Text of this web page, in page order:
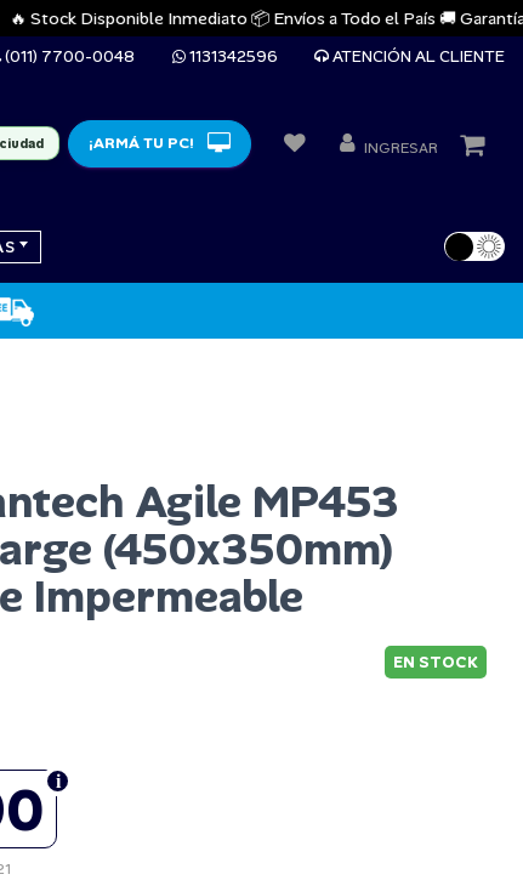
Stock Disponible Inmediato 📦 Envíos a Todo el País 🚚 Garantías
(011) 7700-0048 1131342596 ATENCIÓN AL CLIENTE
¡ARMÁ TU PC! INGRESAR
Agile MP453
(450x350mm)
Impermeable
EN STOCK